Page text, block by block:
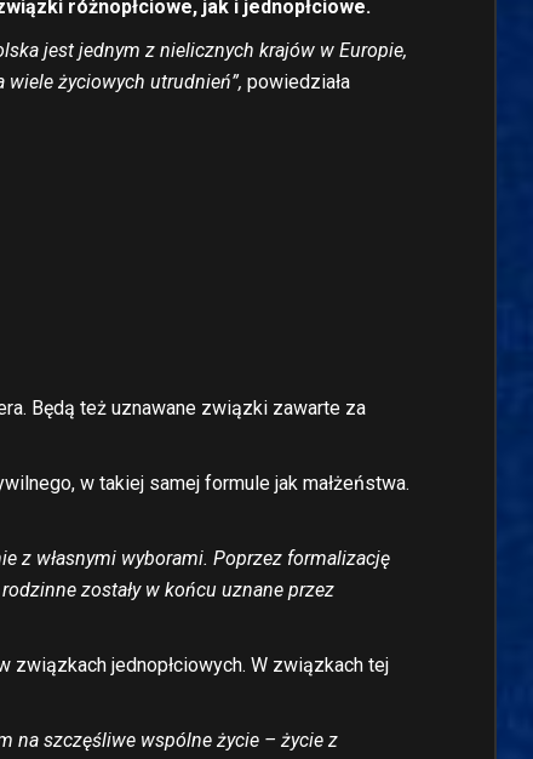
różnopłciowe, jak i jednopłciowe.
jest jednym z nielicznych krajów w Europie,
wiele życiowych utrudnień”, powiedziała
Będą też uznawane związki zawarte za
w takiej samej formule jak małżeństwa.
z własnymi wyborami. Poprzez formalizację
zostały w końcu uznane przez
związkach jednopłciowych. W związkach tej
na szczęśliwe wspólne życie – życie z